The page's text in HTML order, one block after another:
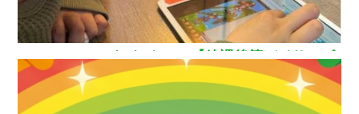
How nice（ハウ ナイス）!【放課後等デイサービ
ス】